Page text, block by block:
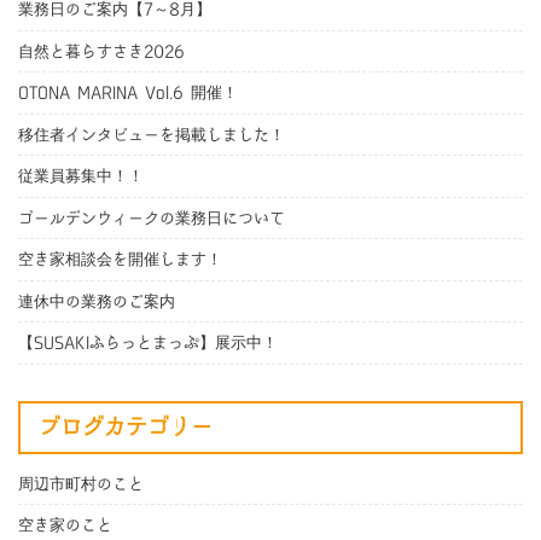
業務日のご案内【7～8月】
自然と暮らすさき2026
OTONA MARINA Vol.6 開催！
移住者インタビューを掲載しました！
従業員募集中！！
ゴールデンウィークの業務日について
空き家相談会を開催します！
連休中の業務のご案内
【SUSAKIふらっとまっぷ】展示中！
ブログカテゴリー
周辺市町村のこと
空き家のこと